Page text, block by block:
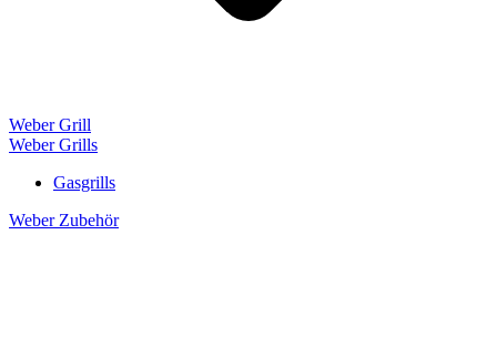
Weber Grill
Weber Grills
Gasgrills
Weber Zubehör